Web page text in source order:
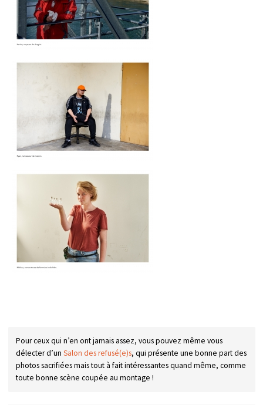
Pour ceux qui n’en ont jamais assez, vous pouvez même vous
délecter d’un Salon des refusé(e)s, qui présente une bonne part des
photos sacrifiées mais tout à fait intéressantes quand même, comme
toute bonne scène coupée au montage !